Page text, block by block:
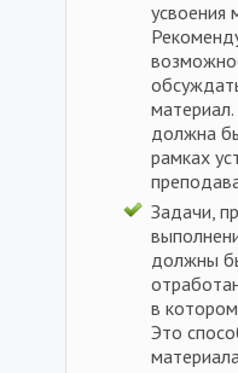
усвоения
должна
рамках
Задачи,
должны
в
Это